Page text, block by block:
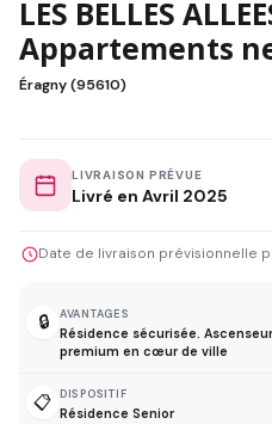
LES BELLES
Appartements
Éragny (95610)
LIVRAISON PRÉVUE
Livré en Avril 2025
Date de livraison prévisionnelle
🔒 AVANTAGES
Résidence sécurisée.
premium en cœur de ville
📋 DISPOSITIF
Résidence Senior